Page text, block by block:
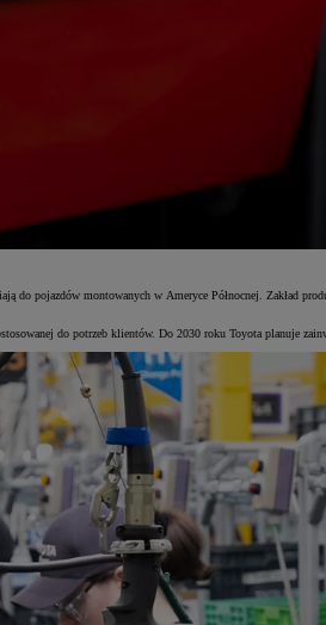
pojazdów montowanych w Ameryce Północnej. Zakład
do potrzeb klientów. Do 2030 roku Toyota planuje